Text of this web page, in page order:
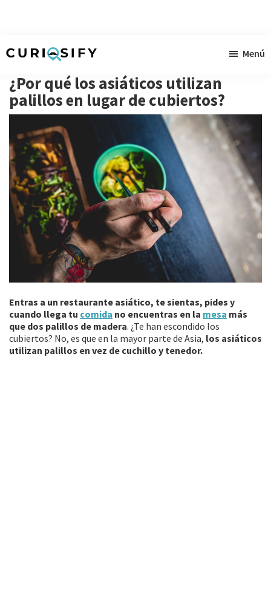
contenido
principal
barra
lateral
primaria
pie
de
página
singulares
a
raudales
Menú
¿Por qué los asiáticos utilizan
palillos en lugar de cubiertos?
Entras a un restaurante asiático, te sientas, pides y
cuando llega tu comida no encuentras en la mesa más
que dos palillos de madera. ¿Te han escondido los
cubiertos? No, es que en la mayor parte de Asia, los asiáticos
utilizan palillos en vez de cuchillo y tenedor.